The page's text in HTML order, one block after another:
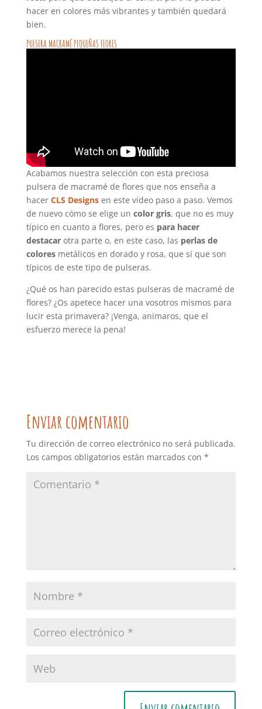
hacer en colores más vibrantes y también quedará
bien.
PULSERA MACRAMÉ PEQUEÑAS FLORES
Acabamos nuestra selección con esta preciosa
pulsera de macramé de flores que nos enseña a
hacer CLS Designsen este vídeo paso a paso. Vemos
de nuevo cómo se elige un color gris, que no es muy
típico en cuanto a flores, pero es para hacer
destacarotra parte o, en este caso, las perlas de
coloresmetálicos en dorado y rosa, que sí que son
típicos de este tipo de pulseras.
¿Qué os han parecido estas pulseras de macramé de
flores? ¿Os apetece hacer una vosotros mismos para
lucir esta primavera? ¡Venga, animaros, que el
esfuerzo merece la pena!
Enviar comentario
Tu dirección de correo electrónico no será publicada.
Los campos obligatorios están marcados con *